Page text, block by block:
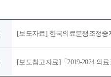
[보도자료] 한국의료분쟁조정
[보도참고자료]「2019-2024 의